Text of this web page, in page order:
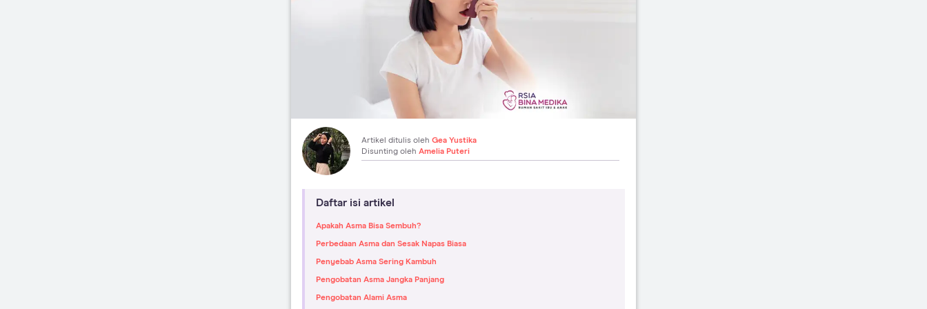
Artikel ditulis oleh Gea Yustika
Disunting oleh Amelia Puteri
Daftar isi artikel
Apakah Asma Bisa Sembuh?
Perbedaan Asma dan Sesak Napas Biasa
Penyebab Asma Sering Kambuh
Pengobatan Asma Jangka Panjang
Pengobatan Alami Asma